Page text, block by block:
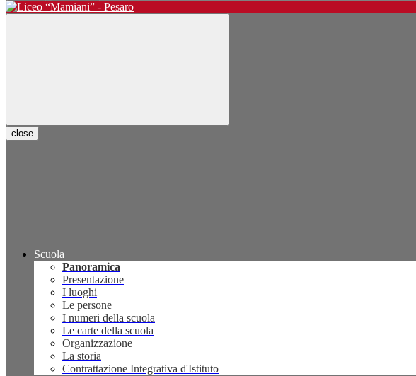
close
Scuola
Panoramica
Presentazione
I luoghi
Le persone
I numeri della scuola
Le carte della scuola
Organizzazione
La storia
Contrattazione Integrativa d'Istituto